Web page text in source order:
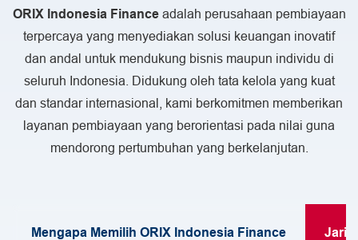
Pembiayaan Investasi
Pembiayaan Multiguna
Sewa Operasi
Simulasi Pembiayaan Investasi
Simulasi Pembiayaan Multiguna
Simulasi Sewa Operasi
Promo
Suku Bunga Pembiayaan
Mekanisme Penyelesaian Pengaduan Konsumen
Ringkasan Informasi Produk dan Layanan
(RIPLAY)
Mengapa Harus ORIX Indonesia Finance
Jaringan Global ORIX Group
Visi, Misi, & Nilai Inti
Manajemen
Penghargaan
Kebijakan Akun Resmi Media Sosial
Akun Resmi Media Sosial
Karir
Mengapa Bergabung dengan ORIX
Lowongan Karir
Pengalaman Karyawan
Hubungan Investor
Laporan Keuangan Tahunan
Laporan Keberlanjutan
Keberlanjutan Korporasi
Aktivitas Keberlanjutan
Tata Kelola Perusahaan
Etika Bisnis Perusahaan
Pedoman Perilaku Rekanan
Tata Kelola Perusahaan
Info Terkini
Berita & Pengumuman
Hubungi Kami
ORIX Indonesia Financeadalah perusahaan pembiayaan
terpercaya yang menyediakan solusi keuangan inovatif
dan andal untuk mendukung bisnis maupun individu di
seluruh Indonesia. Didukung oleh tata kelola yang kuat
dan standar internasional, kami berkomitmen memberikan
layanan pembiayaan yang berorientasi pada nilai guna
mendorong pertumbuhan yang berkelanjutan.
Mengapa Memilih ORIX Indonesia Finance